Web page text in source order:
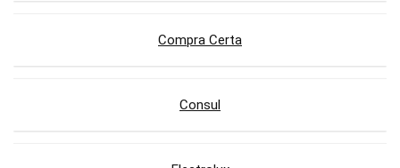
Compra Certa
Consul